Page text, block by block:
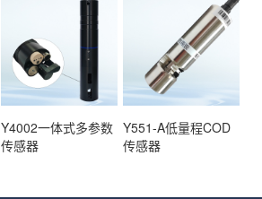
Y4002一体式多参数
传感器
Y551-A低量程COD
传感器